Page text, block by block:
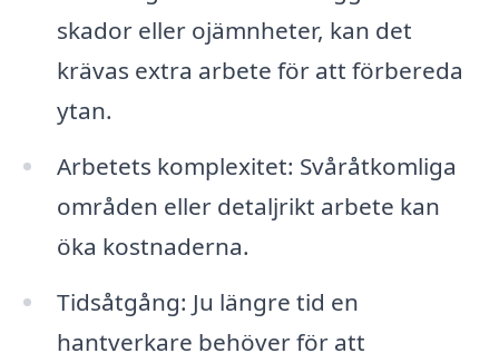
skador eller ojämnheter, kan det
krävas extra arbete för att förbereda
ytan.
Arbetets komplexitet: Svåråtkomliga
områden eller detaljrikt arbete kan
öka kostnaderna.
Tidsåtgång: Ju längre tid en
hantverkare behöver för att